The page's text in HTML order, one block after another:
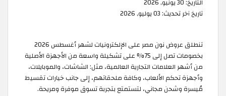
التاريخ:30 يونيو, 2026
تاريخ آخر تحديث:03 يوليو, 2026
تنطلق عروض نون مصر على الإلكترونيات لشهر أغسطس 2026
بخصومات تصل إلى 75% على تشكيلة واسعة من الأجهزة الأصلية
من أشهر العلامات التجارية العالمية، مثل: الشاشات، والموبايلات،
وأجهزة تحكم الألعاب، وكافة ملحقاتهم، إلى جانب خيارات تقسيط
مُيسرة وشحن مجاني، لتستمتع بتجربة تسوق موفرة ومريحة.